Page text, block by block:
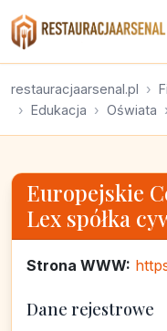
restauracjaarsenal.pl
Edukacja
Oświata
Europejskie
Lex spółka
Strona WWW:
Dane rejestrowe